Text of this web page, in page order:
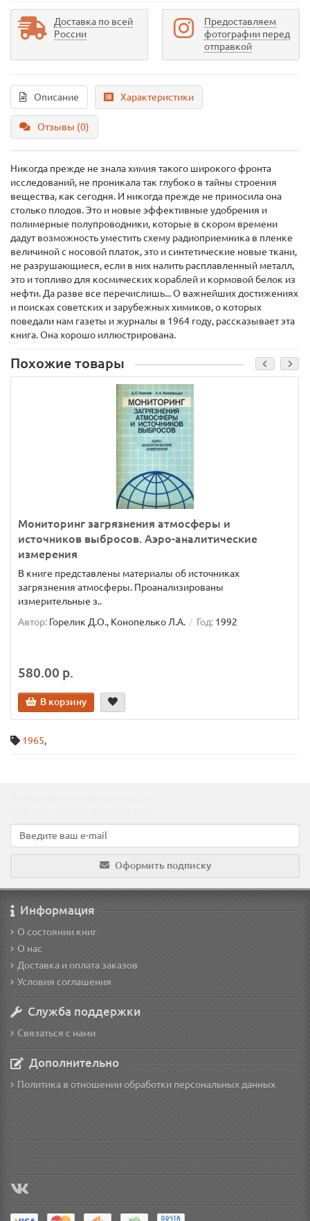
Доставка по всей
России
Предоставляем
фотографии перед
отправкой
Описание Характеристики
Отзывы (0)
Никогда прежде не знала химия такого широкого фронта
исследований, не проникала так глубоко в тайны строения
вещества, как сегодня. И никогда прежде не приносила она
столько плодов. Это и новые эффективные удобрения и
полимерные полупроводники, которые в скором времени
дадут возможность уместить схему радиоприемника в пленке
величиной с носовой платок, это и синтетические новые ткани,
не разрушающиеся, если в них налить расплавленный металл,
это и топливо для космических кораблей и кормовой белок из
нефти. Да разве все перечислишь... О важнейших достижениях
и поисках советских и зарубежных химиков, о которых
поведали нам газеты и журналы в 1964 году, рассказывает эта
книга. Она хорошо иллюстрирована.
Похожие товары
Мониторинг загрязнения атмосферы и
источников выбросов. Аэро-аналитические
измерения
В книге представлены материалы об источниках
загрязнения атмосферы. Проанализированы
измерительные з..
Автор: Горелик Д.О., Конопелько Л.А. Год: 1992
580.00 р.
В корзину
1965,
Оформить подписку
Информация
О состоянии книг
О нас
Доставка и оплата заказов
Условия соглашения
Служба поддержки
Связаться с нами
Дополнительно
Политика в отношении обработки персональных данных